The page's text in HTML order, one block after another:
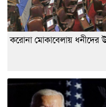
করোনা মোকাবেলায়